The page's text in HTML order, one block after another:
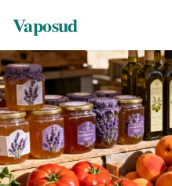
Vaposud